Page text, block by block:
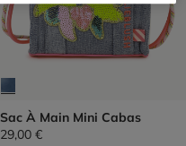
Sac À Main Mini Cabas
29,00 €